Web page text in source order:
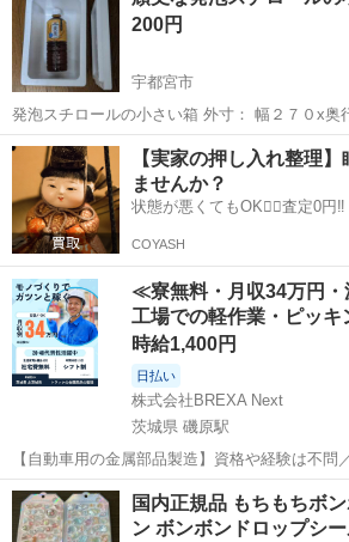
200円
宇都宮市
発泡スチロールの小さい箱 外寸： 幅２７０x奥行１８０x高さ１５０ミ
リ 内寸： 同２３５x１４５x１１ミリ (厚さ約１７ミリ) 容量約３．７
リットル 厚みがありかなり丈夫です メダカの発送用の箱で、店でも個
人でもメ...
栃木 宇都宮市 ラッピング用品 発泡
【実家の押し入れ整理
ませんか？
状態が悪くてもOK🙆‍♀️査定0円‼️
COYASH
≪寮無料・月収34万円
工場での軽作業・ピッキ
時給1,400円
日払い
株式会社BREXA Next
茨城県 磯原駅
【自動車用の金属部品製造】資格や経験は不問
費会社負担／正社員登用のチャンスあり／食堂
勤OK《茨城県茨城市》 人気の工場のお仕事 ◇トラックの金属部品の
製造◇ ★トラックの金属...
茨城 北茨城市 磯原駅 その他
国内正規品 もちもちボ
ン ボンボンドロップシ